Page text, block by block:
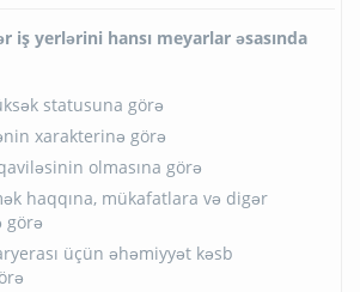
iş yerlərini hansı meyarlar əsasında
statusuna görə
xarakterinə görə
olmasına görə
haqqına, mükafatlara və digər
görə
üçün əhəmiyyət kəsb